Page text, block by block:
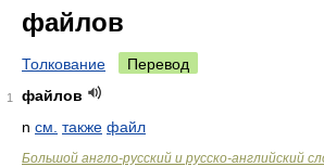
файлов
Толкование Перевод
1
файлов
n см. также файл
Большой англо-русский и русско-английский